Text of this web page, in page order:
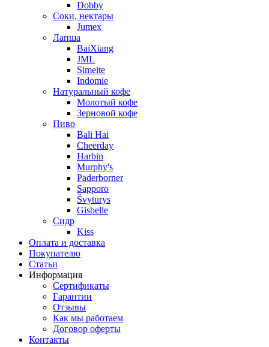
Dobby
Соки, нектары
Jumex
Лапша
BaiXiang
JML
Simeite
Indomie
Натуральный кофе
Молотый кофе
Зерновой кофе
Пиво
Bali Hai
Cheerday
Harbin
Murphy's
Paderborner
Sapporo
Švyturys
Gisbelle
Сидр
Kiss
Оплата и доставка
Покупателю
Статьи
Информация
Сертификаты
Гарантии
Отзывы
Как мы работаем
Договор оферты
Контакты